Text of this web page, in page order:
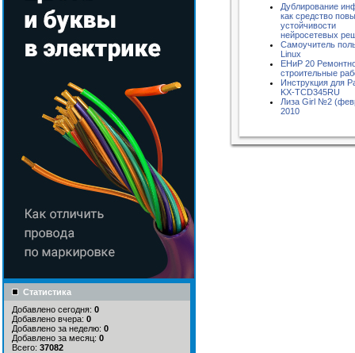
Статистика
Добавлено сегодня: 0
Добавлено вчера: 0
Добавлено за неделю: 0
Добавлено за месяц: 0
Всего: 37082
Дублирование
как средство
устойчивости
нейросетевых
Самоучитель
Linux
ЕНиР 20
строительные
Инструкция для
KX-TCD345RU
Лиза Girl №2
2010